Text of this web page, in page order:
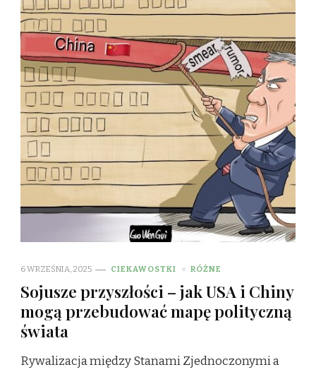
6 WRZEŚNIA, 2025 CIEKAWOSTKI RÓŻNE
Sojusze przyszłości – jak USA i Chiny
mogą przebudować mapę polityczną
świata
Rywalizacja między Stanami Zjednoczonymi a